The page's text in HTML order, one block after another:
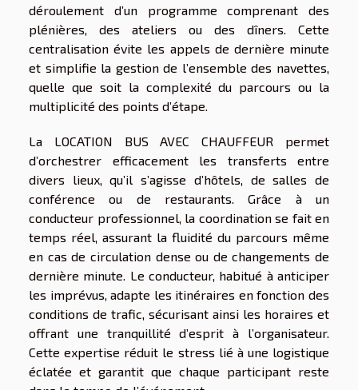
déroulement d’un programme comprenant des
plénières, des ateliers ou des dîners. Cette
centralisation évite les appels de dernière minute
et simplifie la gestion de l’ensemble des navettes,
quelle que soit la complexité du parcours ou la
multiplicité des points d’étape.
La LOCATION BUS AVEC CHAUFFEUR permet
d’orchestrer efficacement les transferts entre
divers lieux, qu’il s’agisse d’hôtels, de salles de
conférence ou de restaurants. Grâce à un
conducteur professionnel, la coordination se fait en
temps réel, assurant la fluidité du parcours même
en cas de circulation dense ou de changements de
dernière minute. Le conducteur, habitué à anticiper
les imprévus, adapte les itinéraires en fonction des
conditions de trafic, sécurisant ainsi les horaires et
offrant une tranquillité d’esprit à l’organisateur.
Cette expertise réduit le stress lié à une logistique
éclatée et garantit que chaque participant reste